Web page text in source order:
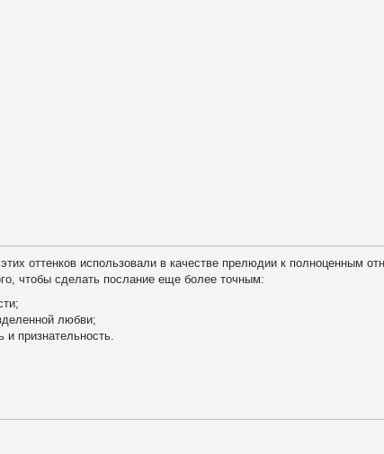
оттенков использовали в качестве прелюдии к полноценным
чтобы сделать послание еще более точным:
любви;
признательность.